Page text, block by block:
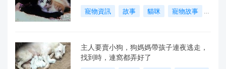
寵物資訊 故事 貓咪
寵物故事
主人要賣小狗，狗媽媽帶孩子連夜逃走，
找到時，連窩都弄好了